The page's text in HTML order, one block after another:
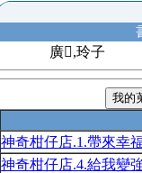
廣,玲子
神奇柑仔店.1.帶來幸
神奇柑仔店.4.給我變